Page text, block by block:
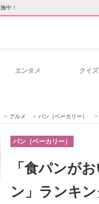
中！
方のヒント
エンタメ クイズ
> グルメ > パン（ベーカリー） >
パン（ベーカリー）
「食パンが
ン」ランキ